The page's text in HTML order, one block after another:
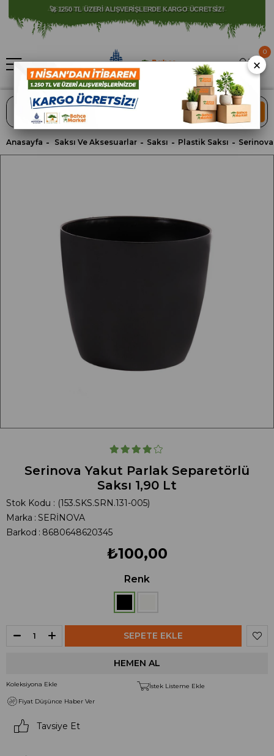
⚠️ SATIŞLARIMIZ YALNIZCA İSTANBUL İLİ İLE SINIRLIDIR.
ARA
0
Anasayfa Saksı Ve Aksesuarlar Saksı Plastik Saksı
Serinova Yakut Parlak Separetörlü
Saksı 1,90 Lt
Stok Kodu
(153.SKS.SRN.131-005)
Marka : SERİNOVA
Barkod : 8680648620345
₺100,00
Renk
Koleksiyona Ekle
İstek Listeme Ekle
Fiyat Düşünce Haber Ver
Tavsiye Et
×